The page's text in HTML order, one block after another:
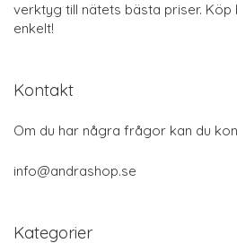
verktyg till nätets bästa priser.
enkelt!
Kontakt
Om du har några frågor kan du
info@andrashop.se
Kategorier